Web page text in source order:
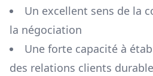
Un excellent sens de la
la négociation
Une forte capacité à
des relations clients